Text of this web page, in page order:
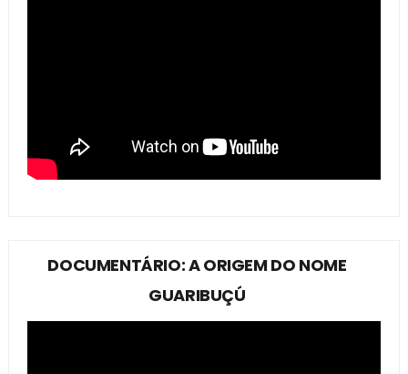
DOCUMENTÁRIO: A ORIGEM DO NOME
GUARIBUÇÚ